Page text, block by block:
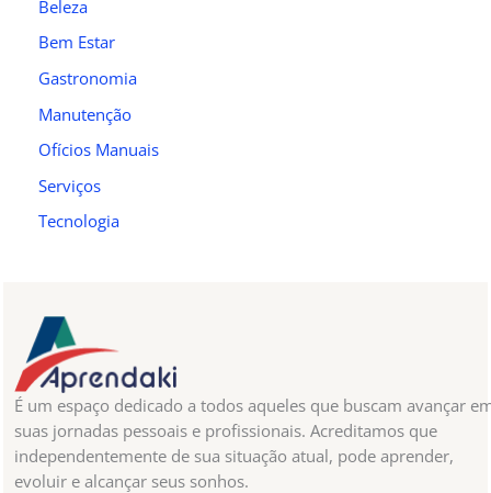
Beleza
Bem Estar
Gastronomia
Manutenção
Ofícios Manuais
Serviços
Tecnologia
É um espaço dedicado a todos aqueles que buscam avançar
suas jornadas pessoais e profissionais. Acreditamos que
independentemente de sua situação atual, pode aprender,
evoluir e alcançar seus sonhos.